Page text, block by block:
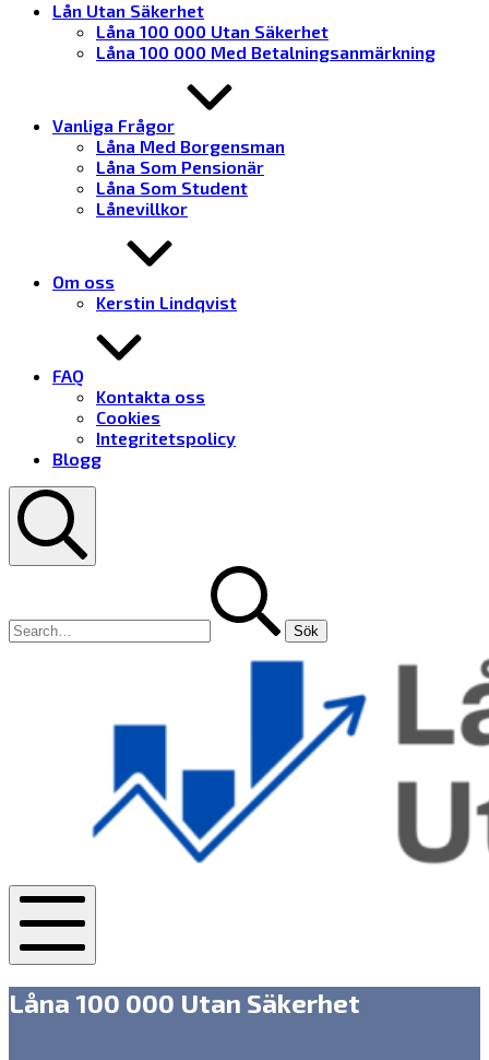
Lån Utan Säkerhet
Låna 100 000 Utan Säkerhet
Låna 100 000 Med Betalningsanmärkning
Vanliga Frågor
Låna Med Borgensman
Låna Som Pensionär
Låna Som Student
Lånevillkor
Om oss
Kerstin Lindqvist
FAQ
Kontakta oss
Cookies
Integritetspolicy
Blogg
Search
Mobile
Menu
Låna 100 000 Utan Säkerhet